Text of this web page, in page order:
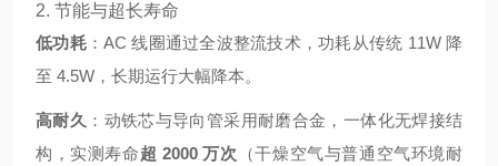
2. 节能与超长寿命
低功耗：AC 线圈通过全波整流技术，功耗从传统 11W 降
至 4.5W，长期运行大幅降本。
高耐久 ：动铁芯与导向管采用耐磨合金，一体化无焊接结
构，实测寿命超 2000 万次
（干燥空气与普通空气环境耐